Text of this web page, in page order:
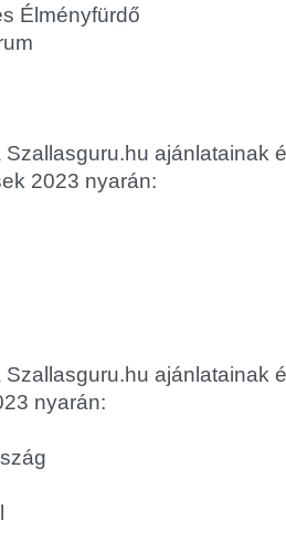
Élményfürdő
ajánlatainak
2023 nyarán:
ajánlatainak
nyarán: